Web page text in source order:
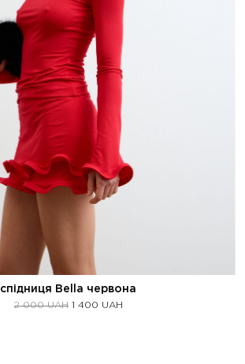
спідниця Bella червона
2 000UAH 1 400 UAH